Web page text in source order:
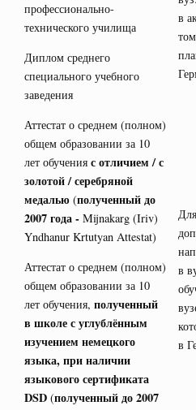
в
профессионально-
технического училища
Диплом среднего
специального учебного
заведения
Аттестат о среднем (полном)
общем образовании за 10
лет обучения с отличием / с
золотой / серебряной
медалью (полученный до
2007 года - Mijnakarg (Iriv)
Yndhanur Krtutyan Attestat)
в
в
Аттестат о среднем (полном)
общем образовании за 10
лет обучения, полученный
в школе с углублённым
изучением немецкого
языка, при наличии
языкового сертификата
DSD(полученный до 2007